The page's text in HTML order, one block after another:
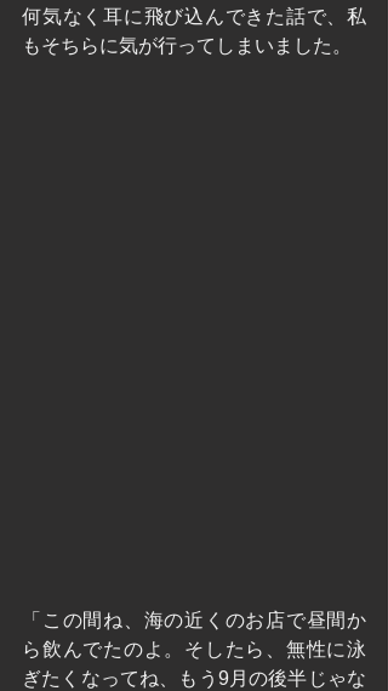
何気なく耳に飛び込んできた話で、私
もそちらに気が行ってしまいました。
「この間ね、海の近くのお店で昼間か
ら飲んでたのよ。そしたら、無性に泳
ぎたくなってね、もう9月の後半じゃな